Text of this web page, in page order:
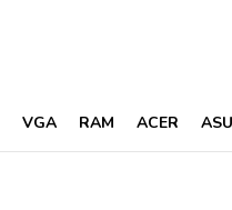
VGA RAM ACER